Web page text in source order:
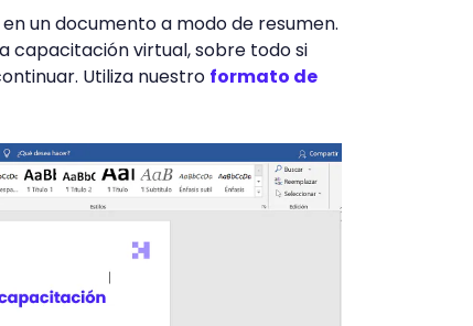
un documento a modo de resumen.
capacitación virtual, sobre todo si
Utiliza nuestro formato de